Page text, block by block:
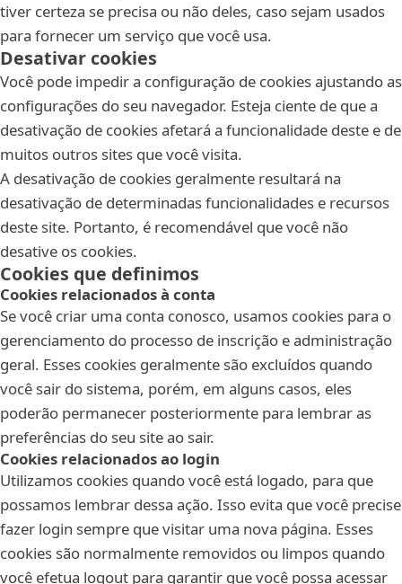
tiver certeza se precisa ou não deles, caso sejam usados
para fornecer um serviço que você usa.
Desativar cookies
Você pode impedir a configuração de cookies ajustando as
configurações do seu navegador. Esteja ciente de que a
desativação de cookies afetará a funcionalidade deste e de
muitos outros sites que você visita.
A desativação de cookies geralmente resultará na
desativação de determinadas funcionalidades e recursos
deste site. Portanto, é recomendável que você não
desative os cookies.
Cookies que definimos
Cookies relacionados à conta
Se você criar uma conta conosco, usamos cookies para o
gerenciamento do processo de inscrição e administração
geral. Esses cookies geralmente são excluídos quando
você sair do sistema, porém, em alguns casos, eles
poderão permanecer posteriormente para lembrar as
preferências do seu site ao sair.
Cookies relacionados ao login
Utilizamos cookies quando você está logado, para que
possamos lembrar dessa ação. Isso evita que você precise
fazer login sempre que visitar uma nova página. Esses
cookies são normalmente removidos ou limpos quando
você efetua logout para garantir que você possa acessar